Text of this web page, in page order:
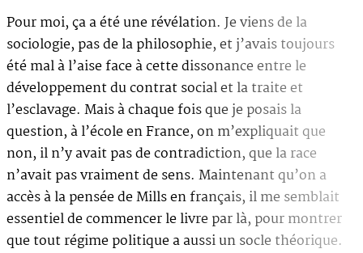
Pour moi, ça a été une révélation. Je viens de la
sociologie, pas de la philosophie, et j’avais toujours
été mal à l’aise face à cette dissonance entre le
développement du contrat social et la traite et
l’esclavage. Mais à chaque fois que je posais la
question, à l’école en France, on m’expliquait que
non, il n’y avait pas de contradiction, que la race
n’avait pas vraiment de sens. Maintenant qu’on a
accès à la pensée de Mills en français, il me semblait
essentiel de commencer le livre par là, pour montrer
que tout régime politique a aussi un socle théorique.